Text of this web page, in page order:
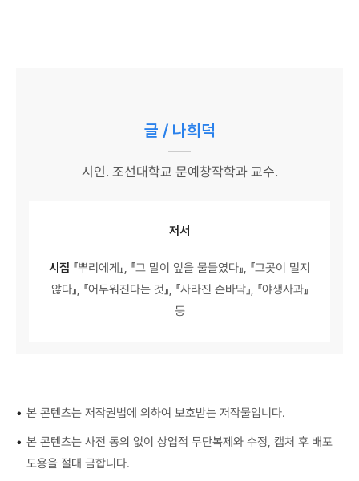
글 / 나희덕
시인. 조선대학교 문예창작학과 교수.
저서
시집 『뿌리에게』, 『그 말이 잎을 물들였다』, 『그곳이 멀지
않다』, 『어두워진다는 것』, 『사라진 손바닥』, 『야생사과』
등
• 본 콘텐츠는 저작권법에 의하여 보호받는 저작물입니다.
• 본 콘텐츠는 사전 동의 없이 상업적 무단복제와 수정, 캡처 후 배포
도용을 절대 금합니다.